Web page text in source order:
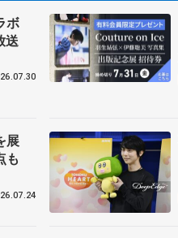
ボ
送
展
も